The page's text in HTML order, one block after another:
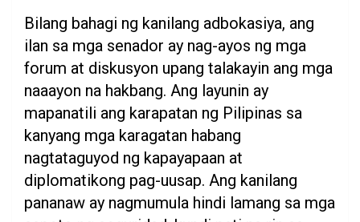
Bilang bahagi ng kanilang adbokasiya, ang
ilan sa mga senador ay nag-ayos ng mga
forum at diskusyon upang talakayin ang mga
naaayon na hakbang. Ang layunin ay
mapanatili ang karapatan ng Pilipinas sa
kanyang mga karagatan habang
nagtataguyod ng kapayapaan at
diplomatikong pag-uusap. Ang kanilang
pananaw ay nagmumula hindi lamang sa mga